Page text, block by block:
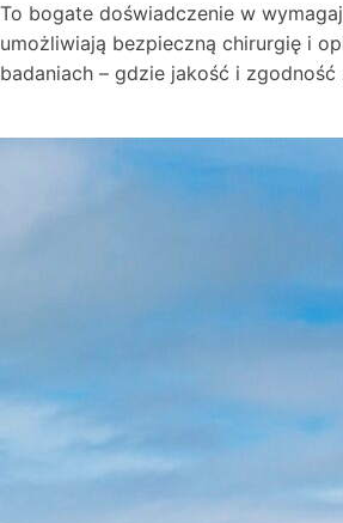
To bogate doświadczenie w
umożliwiają bezpieczną chirurgię i
badaniach – gdzie jakość i